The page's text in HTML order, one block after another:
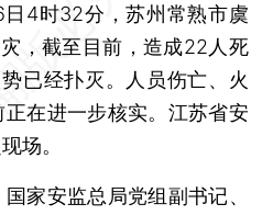
日4时32分，苏州常熟市虞
，截至目前，造成22人死
已经扑灭。人员伤亡、火
在进一步核实。江苏省安
场。
安监总局党组副书记、